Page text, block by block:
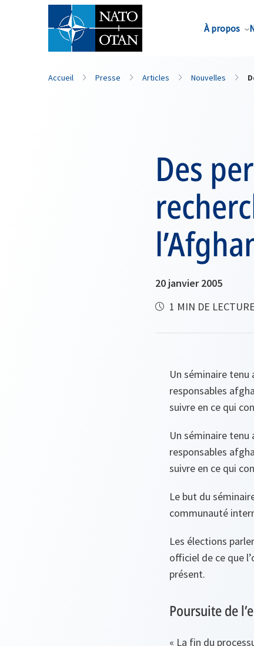
À propos
Nom de famille*
Accueil Presse Articles Nouvelles
Des
20 janvier 2005
1 MIN DE LECTURE
Un séminaire tenu
responsables
suivre en ce qui
Un séminaire tenu
responsables
suivre en ce qui
Le but du
communauté
Les élections
officiel de ce que
présent.
Poursuite de
« La fin du